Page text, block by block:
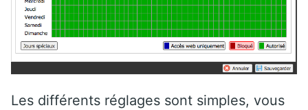
Les différents réglages sont simples, vous